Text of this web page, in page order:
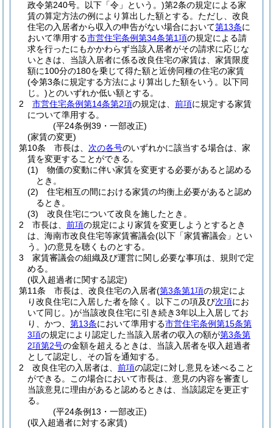
政令第240号。以下「令」という。)第2条の規定による家
賃の算定方法の例により算出した額とする。 ただし、改良
住宅の入居者から収入の申告がない場合において第13条に
おいて準用する市営住宅条例第34条第1項の規定による請
求を行ったにもかかわらず当該入居者がその請求に応じな
いときは、当該入居者に係る改良住宅の家賃は、家賃限度
額に100分の180を乗じて得た額と近傍同種の住宅の家賃
(令第3条に規定する方法により算出した額をいう。以下同
じ。)とのいずれか低い額とする。
2
市営住宅条例第14条第2項の規定は、 前項に規定する家賃
について準用する。
(平24条例39・一部改正)
(家賃の変更)
第10条
市長は、 次の各号のいずれかに該当する場合は、家
賃を変更することができる。
(1)
物価の変動に伴い家賃を変更する必要があると認める
とき。
(2)
住宅相互の間における家賃の均衡上必要があると認め
るとき。
(3)
改良住宅について改良を施したとき。
2
市長は、 前項の規定により家賃を変更しようとするとき
は、海南市改良住宅等家賃審議会(以下「家賃審議会」とい
う。)の意見を聴くものとする。
3
家賃審議会の組織及び運営に関し必要な事項は、規則で定
める。
(収入超過者に関する認定)
第11条
市長は、改良住宅の入居者(第3条第1項の規定によ
り改良住宅に入居した者を除く。以下この項及び次項にお
いて同じ。)が当該改良住宅に引き続き3年以上入居してお
り、かつ、 第13条において準用する市営住宅条例第15条第
3項の規定により認定した当該入居者の収入の額が第3条第
2項第2号の金額を超えるときは、当該入居者を収入超過者
として認定し、その旨を通知する。
2
改良住宅の入居者は、 前項の認定に対し意見を述べること
ができる。
この場合において市長は、意見の内容を審査し
当該意見に理由があると認めるときは、当該認定を更正す
る。
(平24条例13・一部改正)
(収入超過者に対する家賃)